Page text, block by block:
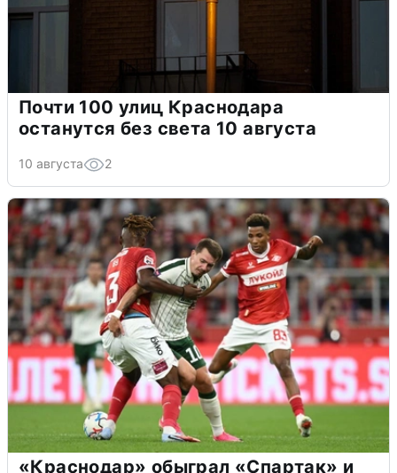
Почти 100 улиц Краснодара
останутся без света 10 августа
10 августа 2
«Краснодар» обыграл «Спартак» и